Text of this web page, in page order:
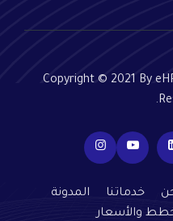
Copyright © 2021 By
خدماتنا
المدونة
والأسعار